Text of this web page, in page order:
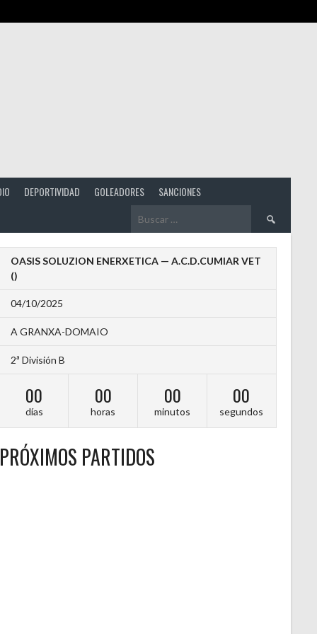
DEPORTIVIDAD GOLEADORES SANCIONES
Buscar:
OASIS SOLUZION ENERXETICA — A.C.D.CUMIAR VET
()
04/10/2025
A GRANXA-DOMAIO
2ª División B
00
días
00
horas
00
minutos
00
segundos
PRÓXIMOS PARTIDOS